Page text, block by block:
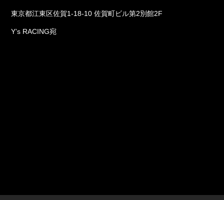
東京都江東区佐賀1-18-10 佐賀町ビル第2別館2F
Y’s RACING宛